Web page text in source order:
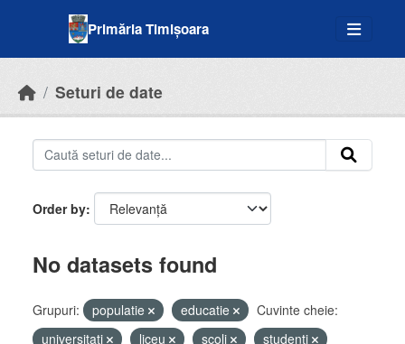
Primăria Timișoara
Seturi de date
Order by
No datasets found
Grupuri: populatie educatie
Cuvinte cheie:
universitati
liceu scoli
studenti